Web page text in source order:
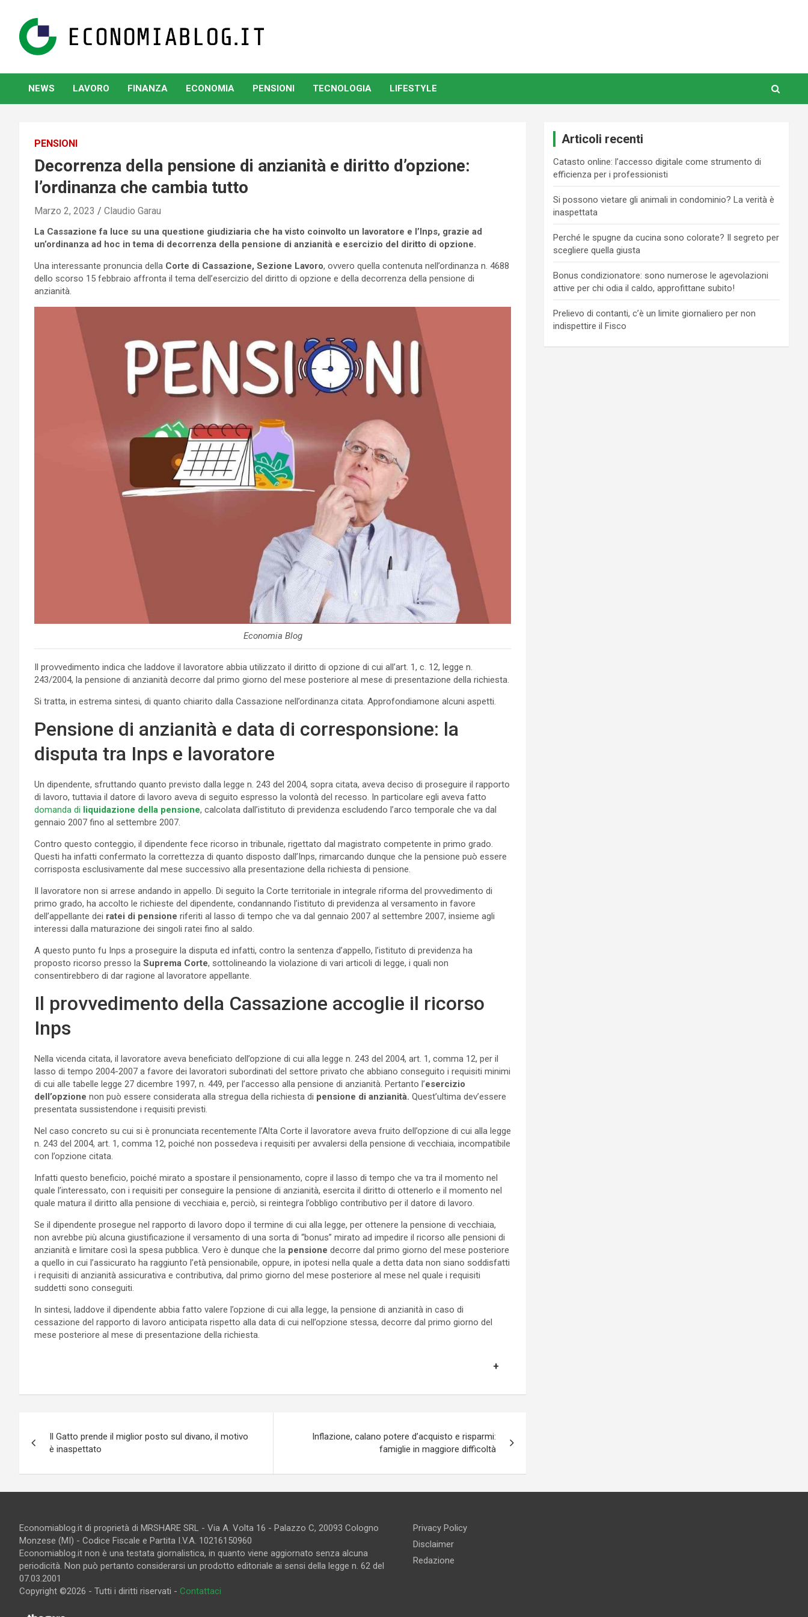
content
www.economiablog.it
NEWS LAVORO FINANZA ECONOMIA PENSIONI TECNOLOGIA LIFESTYLE
PENSIONI
Decorrenza della pensione di anzianità e diritto d’opzione:
l’ordinanza che cambia tutto
Marzo 2, 2023 Claudio Garau
La Cassazione fa luce su una questione giudiziaria che ha visto coinvolto un lavoratore e l’Inps, grazie ad
un’ordinanza ad hoc in tema di decorrenza della pensione di anzianità e esercizio del diritto di opzione.
Una interessante pronuncia della Corte di Cassazione, Sezione Lavoro, ovvero quella contenuta nell’ordinanza n. 4688
dello scorso 15 febbraio affronta il tema dell’esercizio del diritto di opzione e della decorrenza della pensione di
anzianità.
Economia Blog
Il provvedimento indica che laddove il lavoratore abbia utilizzato il diritto di opzione di cui all’art. 1, c. 12, legge n.
243/2004, la pensione di anzianità decorre dal primo giorno del mese posteriore al mese di presentazione della richiesta.
Si tratta, in estrema sintesi, di quanto chiarito dalla Cassazione nell’ordinanza citata. Approfondiamone alcuni aspetti.
Pensione di anzianità e data di corresponsione: la
disputa tra Inps e lavoratore
Un dipendente, sfruttando quanto previsto dalla legge n. 243 del 2004, sopra citata, aveva deciso di proseguire il rapporto
di lavoro, tuttavia il datore di lavoro aveva di seguito espresso la volontà del recesso. In particolare egli aveva fatto
domanda di liquidazione della pensione, calcolata dall’istituto di previdenza escludendo l’arco temporale che va dal
gennaio 2007 fino al settembre 2007.
Contro questo conteggio, il dipendente fece ricorso in tribunale, rigettato dal magistrato competente in primo grado.
Questi ha infatti confermato la correttezza di quanto disposto dall’Inps, rimarcando dunque che la pensione può essere
corrisposta esclusivamente dal mese successivo alla presentazione della richiesta di pensione.
Il lavoratore non si arrese andando in appello. Di seguito la Corte territoriale in integrale riforma del provvedimento di
primo grado, ha accolto le richieste del dipendente, condannando l’istituto di previdenza al versamento in favore
dell’appellante dei ratei di pensione riferiti al lasso di tempo che va dal gennaio 2007 al settembre 2007, insieme agli
interessi dalla maturazione dei singoli ratei fino al saldo.
A questo punto fu Inps a proseguire la disputa ed infatti, contro la sentenza d’appello, l’istituto di previdenza ha
proposto ricorso presso la Suprema Corte, sottolineando la violazione di vari articoli di legge, i quali non
consentirebbero di dar ragione al lavoratore appellante.
Il provvedimento della Cassazione accoglie il ricorso
Inps
Nella vicenda citata, il lavoratore aveva beneficiato dell’opzione di cui alla legge n. 243 del 2004, art. 1, comma 12, per il
lasso di tempo 2004-2007 a favore dei lavoratori subordinati del settore privato che abbiano conseguito i requisiti minimi
di cui alle tabelle legge 27 dicembre 1997, n. 449, per l’accesso alla pensione di anzianità. Pertanto l’esercizio
dell’opzione non può essere considerata alla stregua della richiesta di pensione di anzianità. Quest’ultima dev’essere
presentata sussistendone i requisiti previsti.
Nel caso concreto su cui si è pronunciata recentemente l’Alta Corte il lavoratore aveva fruito dell’opzione di cui alla legge
n. 243 del 2004, art. 1, comma 12, poiché non possedeva i requisiti per avvalersi della pensione di vecchiaia, incompatibile
con l’opzione citata.
Infatti questo beneficio, poiché mirato a spostare il pensionamento, copre il lasso di tempo che va tra il momento nel
quale l’interessato, con i requisiti per conseguire la pensione di anzianità, esercita il diritto di ottenerlo e il momento nel
quale matura il diritto alla pensione di vecchiaia e, perciò, si reintegra l’obbligo contributivo per il datore di lavoro.
Se il dipendente prosegue nel rapporto di lavoro dopo il termine di cui alla legge, per ottenere la pensione di vecchiaia,
non avrebbe più alcuna giustificazione il versamento di una sorta di “bonus” mirato ad impedire il ricorso alle pensioni di
anzianità e limitare così la spesa pubblica. Vero è dunque che la pensione decorre dal primo giorno del mese posteriore
a quello in cui l’assicurato ha raggiunto l’età pensionabile, oppure, in ipotesi nella quale a detta data non siano soddisfatti
i requisiti di anzianità assicurativa e contributiva, dal primo giorno del mese posteriore al mese nel quale i requisiti
suddetti sono conseguiti.
In sintesi, laddove il dipendente abbia fatto valere l’opzione di cui alla legge, la pensione di anzianità in caso di
cessazione del rapporto di lavoro anticipata rispetto alla data di cui nell’opzione stessa, decorre dal primo giorno del
mese posteriore al mese di presentazione della richiesta.
articoli
Il Gatto prende il miglior posto sul divano, il motivo
è inaspettato
Inflazione, calano potere d’acquisto e risparmi:
famiglie in maggiore difficoltà
Articoli recenti
Catasto online: l’accesso digitale come strumento di
efficienza per i professionisti
Si possono vietare gli animali in condominio? La verità è
inaspettata
Perché le spugne da cucina sono colorate? Il segreto per
scegliere quella giusta
Bonus condizionatore: sono numerose le agevolazioni
attive per chi odia il caldo, approfittane subito!
Prelievo di contanti, c’è un limite giornaliero per non
indispettire il Fisco
Economiablog.it di proprietà di MRSHARE SRL - Via A. Volta 16 - Palazzo C, 20093 Cologno
Monzese (MI) - Codice Fiscale e Partita I.V.A. 10216150960
Economiablog.it non è una testata giornalistica, in quanto viene aggiornato senza alcuna
periodicità. Non può pertanto considerarsi un prodotto editoriale ai sensi della legge n. 62 del
07.03.2001
Copyright ©2026 - Tutti i diritti riservati - Contattaci
Privacy Policy
Disclaimer
Redazione